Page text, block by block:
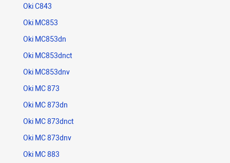
Oki C843
Oki MC853
Oki MC853dn
Oki MC853dnct
Oki MC853dnv
Oki MC 873
Oki MC 873dn
Oki MC 873dnct
Oki MC 873dnv
Oki MC 883